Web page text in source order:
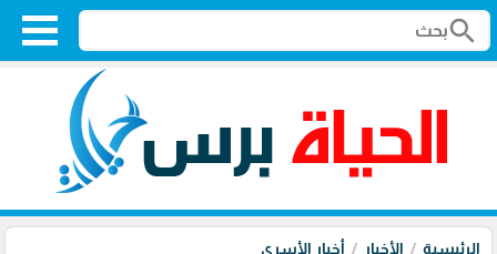
search
الرئيسية الأخبار أخبار الأسرى